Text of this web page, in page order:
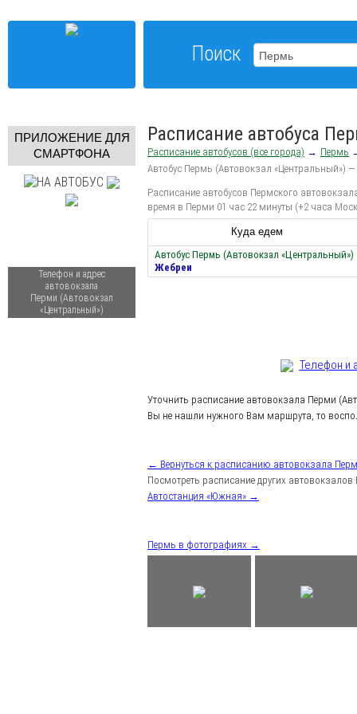
Поиск
ПРИЛОЖЕНИЕ ДЛЯ
СМАРТФОНА
Телефон и адрес
автовокзала
Перми (Автовокзал
«Центральный»)
Расписание автобуса
Расписание автобусов (все города) → Пермь
Автобус Пермь (Автовокзал «Центральный») —
Расписание автобусов Пермского
время в Перми 01 час 22 минуты (+2 часа
Куда едем
Автобус Пермь (Автовокзал «Центральный»)
Жебреи
Телефон и
Уточнить расписание автовокзала Перми
Вы не нашли нужного Вам маршрута, то
← Вернуться к расписанию автовокзала
Посмотреть расписание других
Автостанция «Южная» →
Пермь в фотографиях →